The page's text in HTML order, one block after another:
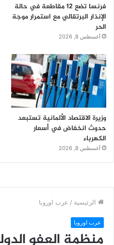
فرنسا تضع 12 مقاطعة في حالة
الإنذار البرتقالي مع استمرار موجة
الحر
أغسطس 8, 2026
وزيرة الاقتصاد الألمانية تستبعد
حدوث انخفاض في أسعار
الكهرباء
أغسطس 8, 2026